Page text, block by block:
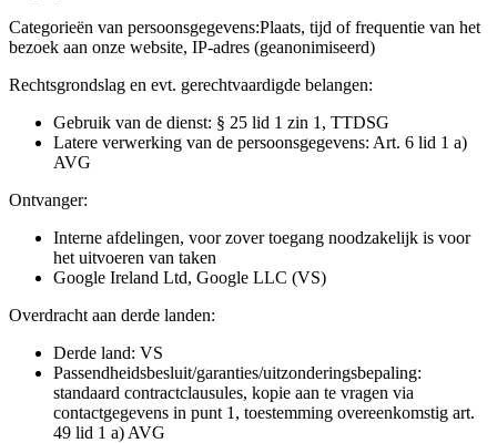
Categorieën van persoonsgegevens:Plaats, tijd of frequentie van het
bezoek aan onze website, IP-adres (geanonimiseerd)
Rechtsgrondslag en evt. gerechtvaardigde belangen:
Gebruik van de dienst: § 25 lid 1 zin 1, TTDSG
Latere verwerking van de persoonsgegevens: Art. 6 lid 1 a)
AVG
Ontvanger:
Interne afdelingen, voor zover toegang noodzakelijk is voor
het uitvoeren van taken
Google Ireland Ltd, Google LLC (VS)
Overdracht aan derde landen:
Derde land: VS
Passendheidsbesluit/garanties/uitzonderingsbepaling:
standaard contractclausules, kopie aan te vragen via
contactgegevens in punt 1, toestemming overeenkomstig art.
49 lid 1 a) AVG